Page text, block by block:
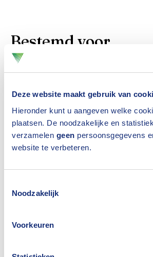
Deze website maakt gebruik van
Hieronder kunt u aangeven welke
plaatsen. De noodzakelijke en
verzamelen geen persoonsgegevens
website te verbeteren.
Noodzakelijk
Voorkeuren
Bestemd voor
Deelname is exclusief voor
organisaties die aangesloten zijn
van Verzekeraars en vooral
medewerkers die direct betrokken
personeelsbeleid zoals HR-
medewerkers met interesse van